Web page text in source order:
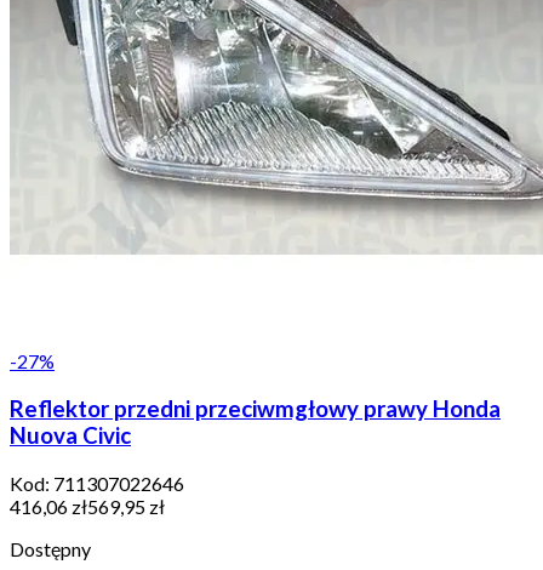
-27%
Reflektor przedni przeciwmgłowy prawy Honda
Nuova Civic
Kod: 711307022646
416,06 zł569,95 zł
Dostępny